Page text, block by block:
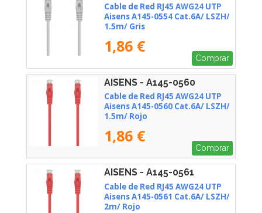
Cable de Red RJ45 AWG24 UTP
Aisens A145-0554 Cat.6A/ LSZH/
1.5m/ Gris
1,86 €
Comprar
AISENS - A145-0560
Cable de Red RJ45 AWG24 UTP
Aisens A145-0560 Cat.6A/ LSZH/
1.5m/ Rojo
1,86 €
Comprar
AISENS - A145-0561
Cable de Red RJ45 AWG24 UTP
Aisens A145-0561 Cat.6A/ LSZH/
2m/ Rojo